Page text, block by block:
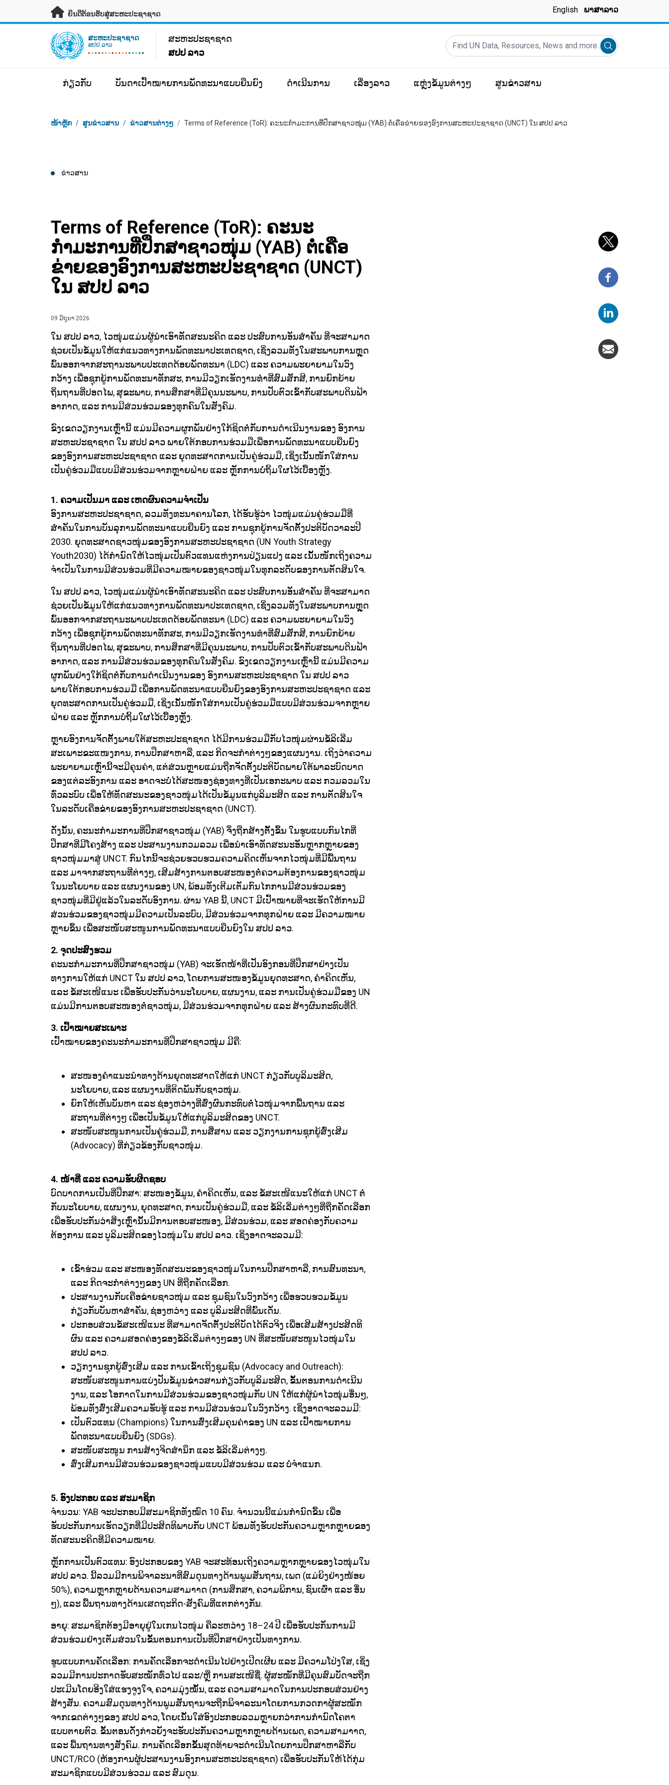
ຍິນດີຕ້ອນຮັບສູ່ສະຫະປະຊາຊາດ English ພາສາລາວ
UN Logo ສະ​ຫະ​ປະ​ຊາ​ຊາດ
ສປປ ລາວ
ສະ​ຫະ​ປະ​ຊາ​ຊາດ
ສປປ ລາວ
Find UN Data, Resources, News and more...
Submit search
ກ່ຽວກັບ ບັນດາເປົ້າໝາຍການພັດທະນາແບບຍືນຍົງ ດຳເນີນການ ເລື່ອງລາວ ແຫຼ່ງຂໍ້ມູນຕ່າງໆ ສູນຂ່າວສານ
Breadcrumb
ໜ້າຫຼັກ / ສູນຂ່າວສານ / ຂ່າວສານຕ່າງໆ / Terms of Reference (ToR): ຄະນະກຳມະການທີ່ປຶກສາຊາວໜຸ່ມ (YAB) ຕໍ່ເຄືອຂ່າຍຂອງອົງການສະຫະປະຊາຊາດ (UNCT) ໃນ ສປປ ລາວ
ຂ່າວສານ
Terms of Reference (ToR): ຄະນະ
ກຳມະການທີ່ປຶກສາຊາວໜຸ່ມ (YAB) ຕໍ່ເຄືອ
ຂ່າຍຂອງອົງການສະຫະປະຊາຊາດ (UNCT)
ໃນ ສປປ ລາວ
09 ມິຖຸນາ 2026
ໃນ ສປປ ລາວ, ໄວໜຸ່ມແມ່ນຜູ້ນຳເອົາທັດສະນະຄິດ ແລະ ປະສົບການອັນສຳຄັນ ທີ່ຈະສາມາດ
ຊ່ວຍເປັນຂໍ້ມູນໃຫ້ແກ່ແນວທາງການພັດທະນາປະເທດຊາດ, ເຊິ່ງລວມທັງໃນສະພາບການຫຼຸດ
ພົ້ນອອກຈາກສະຖານະພາບປະເທດດ້ອຍພັດທະນາ (LDC) ແລະ ຄວາມພະຍາຍາມໃນວົງ
ກວ້າງ ເພື່ອຊຸກຍູ້ການພັດທະນາທັກສະ, ການມີວຽກເຮັດງານທຳທີ່ສົມສັກສີ, ການຍົກຍ້າຍ
ຖິ່ນຖານທີ່ປອດໄພ, ສຸຂະພາບ, ການສຶກສາທີ່ມີຄຸນນະພາບ, ການປັບຕົວເຂົ້າກັບສະພາບດິນຟ້າ
ອາກາດ, ແລະ ການມີສ່ວນຮ່ວມຂອງທຸກຄົນໃນສັງຄົມ.
ຂົງເຂດວຽກງານເຫຼົ່ານີ້ ແມ່ນມີຄວາມຜູກພັນຢ່າງໃກ້ຊິດຕໍ່ກັບການດຳເນີນງານຂອງ ອົງການ
ສະຫະປະຊາຊາດ ໃນ ສປປ ລາວ ພາຍໃຕ້ກອບການຮ່ວມມືເພື່ອການພັດທະນາແບບຍືນຍົງ
ຂອງອົງການສະຫະປະຊາຊາດ ແລະ ຍຸດທະສາດການເປັນຄູ່ຮ່ວມມື, ເຊິ່ງເນັ້ນໜັກໃສ່ການ
ເປັນຄູ່ຮ່ວມມືແບບມີສ່ວນຮ່ວມຈາກຫຼາຍຝ່າຍ ແລະ ຫຼັກການບໍ່ຖິ້ມໃຜໄວ້ເບື້ອງຫຼັງ.
1. ຄວາມເປັນມາ ແລະ ເຫດຜົນຄວາມຈຳເປັນ
ອົງການສະຫະປະຊາຊາດ, ລວມທັງທະນາຄານໂລກ, ໄດ້ຮັບຮູ້ວ່າ ໄວໜຸ່ມແມ່ນຄູ່ຮ່ວມມືທີ່
ສຳຄັນໃນການບັນລຸການພັດທະນາແບບຍືນຍົງ ແລະ ການຊຸກຍູ້ການຈັດຕັ້ງປະຕິບັດວາລະປີ
2030. ຍຸດທະສາດຊາວໜຸ່ມຂອງອົງການສະຫະປະຊາຊາດ (UN Youth Strategy
Youth2030) ໄດ້ກຳນົດໃຫ້ໄວໜຸ່ມເປັນຕົວແທນແຫ່ງການປ່ຽນແປງ ແລະ ເນັ້ນໜັກເຖິງຄວາມ
ຈຳເປັນໃນການມີສ່ວນຮ່ວມທີ່ມີຄວາມໝາຍຂອງຊາວໜຸ່ມໃນທຸກລະດັບຂອງການຕັດສິນໃຈ.
ໃນ ສປປ ລາວ, ໄວໜຸ່ມແມ່ນຜູ້ນຳເອົາທັດສະນະຄິດ ແລະ ປະສົບການອັນສຳຄັນ ທີ່ຈະສາມາດ
ຊ່ວຍເປັນຂໍ້ມູນໃຫ້ແກ່ແນວທາງການພັດທະນາປະເທດຊາດ, ເຊິ່ງລວມທັງໃນສະພາບການຫຼຸດ
ພົ້ນອອກຈາກສະຖານະພາບປະເທດດ້ອຍພັດທະນາ (LDC) ແລະ ຄວາມພະຍາຍາມໃນວົງ
ກວ້າງ ເພື່ອຊຸກຍູ້ການພັດທະນາທັກສະ, ການມີວຽກເຮັດງານທຳທີ່ສົມສັກສີ, ການຍົກຍ້າຍ
ຖິ່ນຖານທີ່ປອດໄພ, ສຸຂະພາບ, ການສຶກສາທີ່ມີຄຸນນະພາບ, ການປັບຕົວເຂົ້າກັບສະພາບດິນຟ້າ
ອາກາດ, ແລະ ການມີສ່ວນຮ່ວມຂອງທຸກຄົນໃນສັງຄົມ. ຂົງເຂດວຽກງານເຫຼົ່ານີ້ ແມ່ນມີຄວາມ
ຜູກພັນຢ່າງໃກ້ຊິດຕໍ່ກັບການດຳເນີນງານຂອງ ອົງການສະຫະປະຊາຊາດ ໃນ ສປປ ລາວ
ພາຍໃຕ້ກອບການຮ່ວມມື ເພື່ອການພັດທະນາແບບຍືນຍົງຂອງອົງການສະຫະປະຊາຊາດ ແລະ
ຍຸດທະສາດການເປັນຄູ່ຮ່ວມມື, ເຊິ່ງເນັ້ນໜັກໃສ່ການເປັນຄູ່ຮ່ວມມືແບບມີສ່ວນຮ່ວມຈາກຫຼາຍ
ຝ່າຍ ແລະ ຫຼັກການບໍ່ຖິ້ມໃຜໄວ້ເບື້ອງຫຼັງ.
ຫຼາຍອົງການຈັດຕັ້ງພາຍໃຕ້ສະຫະປະຊາຊາດ ໄດ້ມີການຮ່ວມມືກັບໄວໜຸ່ມຜ່ານຂໍ້ລິເລີ່ມ
ສະເພາະຂະແໜງການ, ການປຶກສາຫາລື, ແລະ ກິດຈະກຳຕ່າງໆຂອງແຜນງານ. ເຖິງວ່າຄວາມ
ພະຍາຍາມເຫຼົ່ານີ້ຈະມີຄຸນຄ່າ, ແຕ່ສ່ວນຫຼາຍແມ່ນຖືກຈັດຕັ້ງປະຕິບັດພາຍໃຕ້ພາລະບົດບາດ
ຂອງແຕ່ລະອົງການ ແລະ ອາດຈະບໍ່ໄດ້ສະໜອງຊ່ອງທາງທີ່ເປັນເອກະພາບ ແລະ ກວມລວມໃນ
ທົ່ວລະບົບ ເພື່ອໃຫ້ທັດສະນະຂອງຊາວໜຸ່ມໄດ້ເປັນຂໍ້ມູນແກ່ບູລິມະສິດ ແລະ ການຕັດສິນໃຈ
ໃນລະດັບເຄືອຂ່າຍຂອງອົງການສະຫະປະຊາຊາດ (UNCT).
ດັ່ງນັ້ນ, ຄະນະກຳມະການທີ່ປຶກສາຊາວໜຸ່ມ (YAB) ຈຶ່ງຖືກສ້າງຕັ້ງຂຶ້ນ ໃນຮູບແບບກົນໄກທີ່
ປຶກສາທີ່ມີໂຄງສ້າງ ແລະ ປະສານງານກວມລວມ ເພື່ອນຳເອົາທັດສະນະອັນຫຼາກຫຼາຍຂອງ
ຊາວໜຸ່ມມາສູ່ UNCT. ກົນໄກນີ້ຈະຊ່ວຍຮວບຮວມຄວາມຄິດເຫັນຈາກໄວໜຸ່ມທີ່ມີພື້ນຖານ
ແລະ ມາຈາກສະຖານທີ່ຕ່າງໆ, ເສີມສ້າງການຕອບສະໜອງຕໍ່ຄວາມຕ້ອງການຂອງຊາວໜຸ່ມ
ໃນນະໂຍບາຍ ແລະ ແຜນງານຂອງ UN, ພ້ອມທັງເຕີມເຕັມກົນໄກການມີສ່ວນຮ່ວມຂອງ
ຊາວໜຸ່ມທີ່ມີຢູ່ແລ້ວໃນລະດັບອົງການ. ຜ່ານ YAB ນີ້, UNCT ມີເປົ້າໝາຍທີ່ຈະເຮັດໃຫ້ການມີ
ສ່ວນຮ່ວມຂອງຊາວໜຸ່ມມີຄວາມເປັນລະບົບ, ມີສ່ວນຮ່ວມຈາກທຸກຝ່າຍ ແລະ ມີຄວາມໝາຍ
ຫຼາຍຂຶ້ນ ເພື່ອສະໜັບສະໜູນການພັດທະນາແບບຍືນຍົງໃນ ສປປ ລາວ.
2. ຈຸດປະສົງຮວມ
ຄະນະກຳມະການທີ່ປຶກສາຊາວໜຸ່ມ (YAB) ຈະເຮັດໜ້າທີ່ເປັນອົງກອນທີ່ປຶກສາຢ່າງເປັນ
ທາງການໃຫ້ແກ່ UNCT ໃນ ສປປ ລາວ, ໂດຍການສະໜອງຂໍ້ມູນຍຸດທະສາດ, ຄຳຄິດເຫັນ,
ແລະ ຂໍ້ສະເໜີແນະ ເພື່ອຮັບປະກັນວ່ານະໂຍບາຍ, ແຜນງານ, ແລະ ການເປັນຄູ່ຮ່ວມມືຂອງ UN
ແມ່ນມີການຕອບສະໜອງຕໍ່ຊາວໜຸ່ມ, ມີສ່ວນຮ່ວມຈາກທຸກຝ່າຍ ແລະ ສ້າງຜົນກະທົບທີ່ດີ.
3. ເປົ້າໝາຍສະເພາະ
ເປົ້າໝາຍຂອງຄະນະກຳມະການທີ່ປຶກສາຊາວໜຸ່ມ ມີຄື:
ສະໜອງຄຳແນະນຳທາງດ້ານຍຸດທະສາດໃຫ້ແກ່ UNCT ກ່ຽວກັບບູລິມະສິດ,
ນະໂຍບາຍ, ແລະ ແຜນງານທີ່ຕິດພັນກັບຊາວໜຸ່ມ.
ຍົກໃຫ້ເຫັນບັນຫາ ແລະ ຊ່ອງຫວ່າງທີ່ສົ່ງຜົນກະທົບຕໍ່ໄວໜຸ່ມຈາກພື້ນຖານ ແລະ
ສະຖານທີ່ຕ່າງໆ ເພື່ອເປັນຂໍ້ມູນໃຫ້ແກ່ບູລິມະສິດຂອງ UNCT.
ສະໜັບສະໜູນການເປັນຄູ່ຮ່ວມມື, ການສື່ສານ ແລະ ວຽກງານການຊຸກຍູ້ສົ່ງເສີມ
(Advocacy) ທີ່ກ່ຽວຂ້ອງກັບຊາວໜຸ່ມ.
4. ໜ້າທີ່ ແລະ ຄວາມຮັບຜິດຊອບ
ບົດບາດການເປັນທີ່ປຶກສາ: ສະໜອງຂໍ້ມູນ, ຄຳຄິດເຫັນ, ແລະ ຂໍ້ສະເໜີແນະໃຫ້ແກ່ UNCT ຕໍ່
ກັບນະໂຍບາຍ, ແຜນງານ, ຍຸດທະສາດ, ການເປັນຄູ່ຮ່ວມມື, ແລະ ຂໍ້ລິເລີ່ມຕ່າງໆທີ່ຖືກຄັດເລືອກ
ເພື່ອຮັບປະກັນວ່າສິ່ງເຫຼົ່ານັ້ນມີການຕອບສະໜອງ, ມີສ່ວນຮ່ວມ, ແລະ ສອດຄ່ອງກັບຄວາມ
ຕ້ອງການ ແລະ ບູລິມະສິດຂອງໄວໜຸ່ມໃນ ສປປ ລາວ. ເຊິ່ງອາດຈະລວມມີ:
ເຂົ້າຮ່ວມ ແລະ ສະໜອງທັດສະນະຂອງຊາວໜຸ່ມໃນການປຶກສາຫາລື, ການສົນທະນາ,
ແລະ ກິດຈະກຳຕ່າງໆຂອງ UN ທີ່ຖືກຄັດເລືອກ.
ປະສານງານກັບເຄືອຂ່າຍຊາວໜຸ່ມ ແລະ ຊຸມຊົນໃນວົງກວ້າງ ເພື່ອຮວບຮວມຂໍ້ມູນ
ກ່ຽວກັບບັນຫາສຳຄັນ, ຊ່ອງຫວ່າງ ແລະ ບູລິມະສິດທີ່ພົ້ນເດັ່ນ.
ປະກອບສ່ວນຂໍ້ສະເໜີແນະ ທີ່ສາມາດຈັດຕັ້ງປະຕິບັດໄດ້ຕົວຈິງ ເພື່ອເສີມສ້າງປະສິດທິ
ຜົນ ແລະ ຄວາມສອດຄ່ອງຂອງຂໍ້ລິເລີ່ມຕ່າງໆຂອງ UN ທີ່ສະໜັບສະໜູນໄວໜຸ່ມໃນ
ສປປ ລາວ.
ວຽກງານຊຸກຍູ້ສົ່ງເສີມ ແລະ ການເຂົ້າເຖິງຊຸມຊົນ (Advocacy and Outreach):
ສະໜັບສະໜູນການແບ່ງປັນຂໍ້ມູນຂ່າວສານກ່ຽວກັບບູລິມະສິດ, ຂັ້ນຕອນການດຳເນີນ
ງານ, ແລະ ໂອກາດໃນການມີສ່ວນຮ່ວມຂອງຊາວໜຸ່ມກັບ UN ໃຫ້ແກ່ຜູ້ນຳໄວໜຸ່ມອື່ນໆ,
ພ້ອມທັງສົ່ງເສີມຄວາມຮັບຮູ້ ແລະ ການມີສ່ວນຮ່ວມໃນວົງກວ້າງ. ເຊິ່ງອາດຈະລວມມີ:
ເປັນຕົວແທນ (Champions) ໃນການສົ່ງເສີມຄຸນຄ່າຂອງ UN ແລະ ເປົ້າໝາຍການ
ພັດທະນາແບບຍືນຍົງ (SDGs).
ສະໜັບສະໜູນ ການສ້າງຈິດສຳນຶກ ແລະ ຂໍ້ລິເລີ່ມຕ່າງໆ.
ສົ່ງເສີມການມີສ່ວນຮ່ວມຂອງຊາວໜຸ່ມແບບມີສ່ວນຮ່ວມ ແລະ ບໍ່ຈຳແນກ.
5. ອົງປະກອບ ແລະ ສະມາຊິກ
ຈຳນວນ: YAB ຈະປະກອບມີສະມາຊິກທັງໝົດ 10 ຄົນ. ຈຳນວນນີ້ແມ່ນກຳນົດຂຶ້ນ ເພື່ອ
ຮັບປະກັນການເຮັດວຽກທີ່ມີປະສິດທິພາບກັບ UNCT ພ້ອມທັງຮັບປະກັນຄວາມຫຼາກຫຼາຍຂອງ
ທັດສະນະຄິດທີ່ມີຄວາມໝາຍ.
ຫຼັກການເປັນຕົວແທນ: ອົງປະກອບຂອງ YAB ຈະສະທ້ອນເຖິງຄວາມຫຼາກຫຼາຍຂອງໄວໜຸ່ມໃນ
ສປປ ລາວ. ນີ້ລວມມີການພິຈາລະນາທີ່ສົມດຸນທາງດ້ານພູມສັນຖານ, ເພດ (ແມ່ຍິງຢ່າງໜ້ອຍ
50%), ຄວາມຫຼາກຫຼາຍດ້ານຄວາມສາມາາດ (ການສຶກສາ, ຄວາມພິການ, ຊົນເຜົ່າ ແລະ ອື່ນ
ໆ), ແລະ ພື້ນຖານທາງດ້ານເສດຖະກິດ-ສັງຄົມທີ່ແຕກຕ່າງກັນ.
ອາຍຸ: ສະມາຊິກຕ້ອງມີອາຍຸຢູ່ໃນເກນໄວໜຸ່ມ ຄືລະຫວ່າງ 18–24 ປີ ເພື່ອຮັບປະກັນການມີ
ສ່ວນຮ່ວມຢ່າງເຕັມສ່ວນໃນຂັ້ນຕອນການເປັນທີ່ປຶກສາຢ່າງເປັນທາງການ.
ຮູບແບບການຄັດເລືອກ: ການຄັດເລືອກຈະດຳເນີນໄປຢ່າງເປີດເຜີຍ ແລະ ມີຄວາມໂປ່ງໃສ, ເຊິ່ງ
ລວມມີການປະກາດຮັບສະໝັກທົ່ວໄປ ແລະ/ຫຼື ການສະເໜີຊື່. ຜູ້ສະໝັກທີ່ມີຄຸນສົມບັດຈະຖືກ
ປະເມີນໂດຍອີງໃສ່ແຮງຈູງໃຈ, ຄວາມມຸ່ງໝັ້ນ, ແລະ ຄວາມສາມາດໃນການປະກອບສ່ວນຢ່າງ
ສ້າງສັນ. ຄວາມສົມດຸນທາງດ້ານພູມສັນຖານຈະຖືກພິຈາລະນາໂດຍການກວດກາຜູ້ສະໝັກ
ຈາກເຂດຕ່າງໆຂອງ ສປປ ລາວ, ໂດຍເນັ້ນໃສ່ອົງປະກອບລວມຫຼາຍກວ່າການກຳນົດໂຄຕາ
ແບບຕາຍຕົວ. ຂັ້ນຕອນດັ່ງກ່າວຍັງຈະຮັບປະກັນຄວາມຫຼາກຫຼາຍດ້ານເພດ, ຄວາມສາມາາດ,
ແລະ ພື້ນຖານທາງສັງຄົມ. ການຄັດເລືອກຂັ້ນສຸດທ້າຍຈະດຳເນີນໂດຍການປຶກສາຫາລືກັບ
UNCT/RCO (ຫ້ອງການຜູ້ປະສານງານອົງການສະຫະປະຊາຊາດ) ເພື່ອຮັບປະກັນໃຫ້ໄດ້ກຸ່ມ
ສະມາຊິກແບບມີສ່ວນຮ່ວວມ ແລະ ສົມດຸນ.